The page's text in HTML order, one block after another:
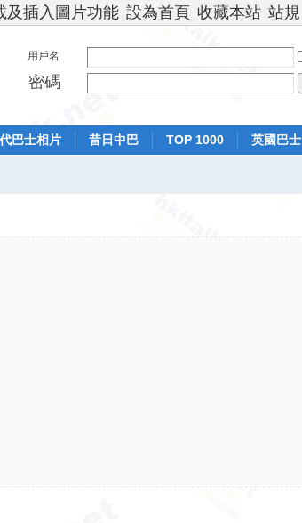
及插入圖片功能 設為首頁 收藏本站 站規
用戶名
密碼
巴士相片 昔日中巴 TOP 1000
英國巴士